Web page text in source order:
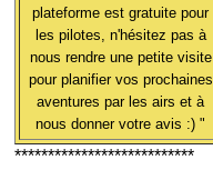
plateforme est gratuite pour
les pilotes, n'hésitez pas à
nous rendre une petite visite
pour planifier vos prochaines
aventures par les airs et à
nous donner votre avis :) "
***************************